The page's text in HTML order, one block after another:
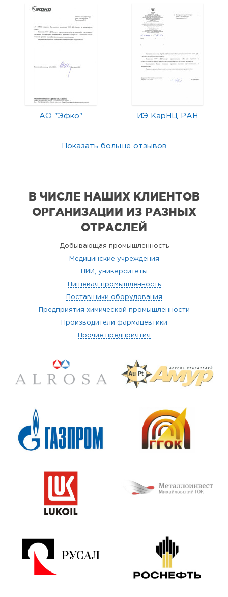
АО "Эфко" ИЭ КарНЦ РАН
Показать больше отзывов
В ЧИСЛЕ НАШИХ КЛИЕНТОВ
ОРГАНИЗАЦИИ ИЗ РАЗНЫХ
ОТРАСЛЕЙ
Добывающая промышленность
Медицинские учреждения
НИИ, университеты
Пищевая промышленность
Поставщики оборудования
Предприятия химической промышленности
Производители фармацевтики
Прочие предприятия